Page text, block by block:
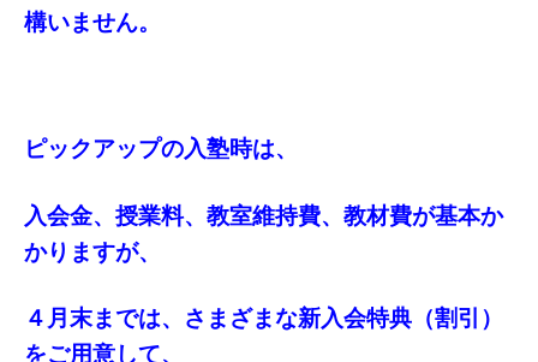
構いません。
ピックアップの入塾時は、
入会金、授業料、教室維持費、教材費が基本か
かりますが、
４月末までは、さまざまな新入会特典（割引）
をご用意して、